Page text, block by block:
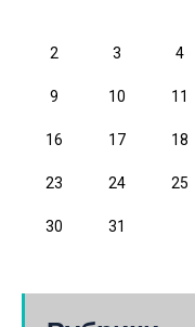
2 3 4
9 10 11
16 17 18
23 24 25
30
31